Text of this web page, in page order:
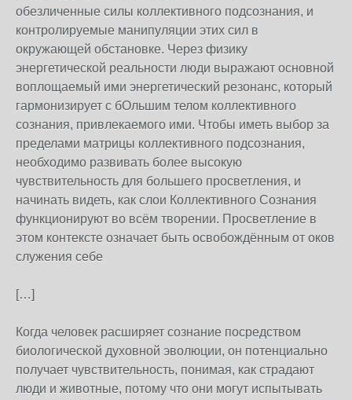
обезличенные силы коллективного подсознания, и
контролируемые манипуляции этих сил в
окружающей обстановке. Через физику
энергетической реальности люди выражают основной
воплощаемый ими энергетический резонанс, который
гармонизирует с бОльшим телом коллективного
сознания, привлекаемого ими. Чтобы иметь выбор за
пределами матрицы коллективного подсознания,
необходимо развивать более высокую
чувствительность для большего просветления, и
начинать видеть, как слои Коллективного Сознания
функционируют во всём творении. Просветление в
этом контексте означает быть освобождённым от оков
служения себе
[…]
Когда человек расширяет сознание посредством
биологической духовной эволюции, он потенциально
получает чувствительность, понимая, как страдают
люди и животные, потому что они могут испытывать